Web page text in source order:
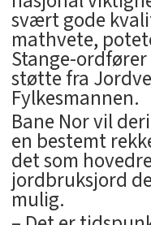
svært gode
mathvete,
Stange-
støtte fra
Fylkesmannen.
Bane Nor vil
en bestemt
det som
jordbruksjord
mulig.